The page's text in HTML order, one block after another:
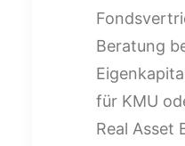
Beratung
für KMU
Real Asset